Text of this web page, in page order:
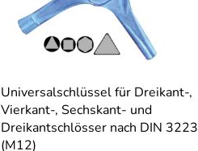
Universalschlüssel für Dreikant-,
Vierkant-, Sechskant- und
Dreikantschlösser nach DIN 3223
(M12)